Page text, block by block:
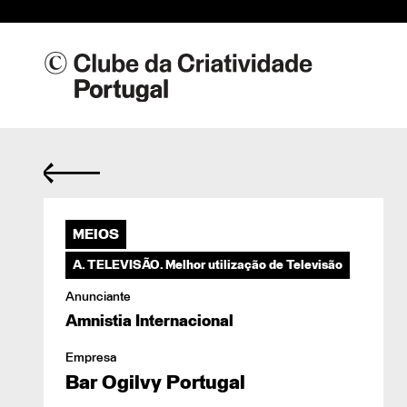
MEIOS
A. TELEVISÃO. Melhor utilização de Televisão
Anunciante
Amnistia Internacional
Empresa
Bar Ogilvy Portugal